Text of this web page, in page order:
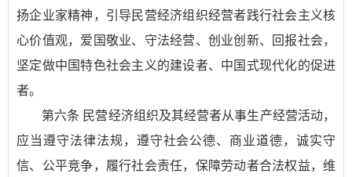
扬企业家精神，引导民营经济组织经营者践行社会主义核
心价值观，爱国敬业、守法经营、创业创新、回报社会，
坚定做中国特色社会主义的建设者、中国式现代化的促进
者。
第六条 民营经济组织及其经营者从事生产经营活动，
应当遵守法律法规，遵守社会公德、商业道德，诚实守
信、公平竞争，履行社会责任，保障劳动者合法权益，维